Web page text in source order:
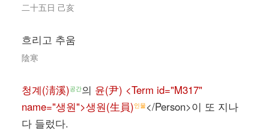
二十五日 己亥
흐리고 추움
陰寒
청계(淸溪)공간의 윤(尹) <Term id="M317"
name="생원">생원(生員)인물</Person>이 또 지나
다 들렀다.